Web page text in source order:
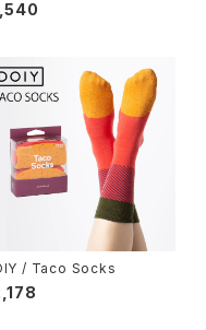
/ Taco Socks